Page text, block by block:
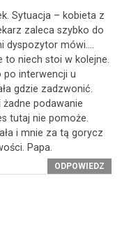
Sytuacja – kobieta z
zaleca szybko do
dyspozytor mówi….
to niech stoi w kolejne.
po interwencji u
gdzie zadzwonić.
podawanie
tutaj nie pomoże.
i mnie za tą gorycz
Papa.
ODPOWIEDZ